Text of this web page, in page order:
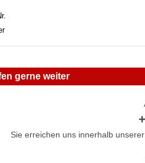
gerne weiter
Sie erreichen uns innerhalb